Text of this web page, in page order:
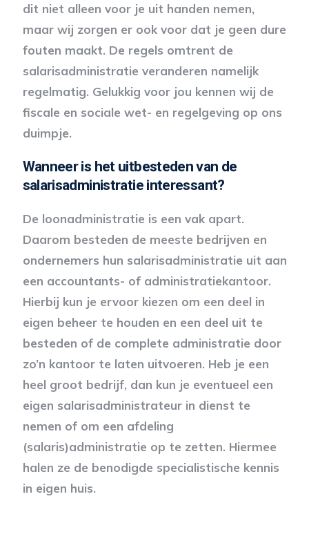
dit niet alleen voor je uit handen nemen,
maar wij zorgen er ook voor dat je geen dure
fouten maakt. De regels omtrent de
salarisadministratie veranderen namelijk
regelmatig. Gelukkig voor jou kennen wij de
fiscale en sociale wet- en regelgeving op ons
duimpje.
Wanneer is het uitbesteden van de
salarisadministratie interessant?
De loonadministratie is een vak apart.
Daarom besteden de meeste bedrijven en
ondernemers hun salarisadministratie uit aan
een accountants- of administratiekantoor.
Hierbij kun je ervoor kiezen om een deel in
eigen beheer te houden en een deel uit te
besteden of de complete administratie door
zo’n kantoor te laten uitvoeren. Heb je een
heel groot bedrijf, dan kun je eventueel een
eigen salarisadministrateur in dienst te
nemen of om een afdeling
(salaris)administratie op te zetten. Hiermee
halen ze de benodigde specialistische kennis
in eigen huis.